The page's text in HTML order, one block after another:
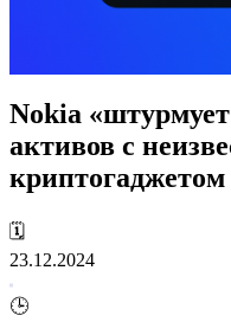
Nokia
активов с
криптогаджетом
🗓️
23.12.2024
🕒